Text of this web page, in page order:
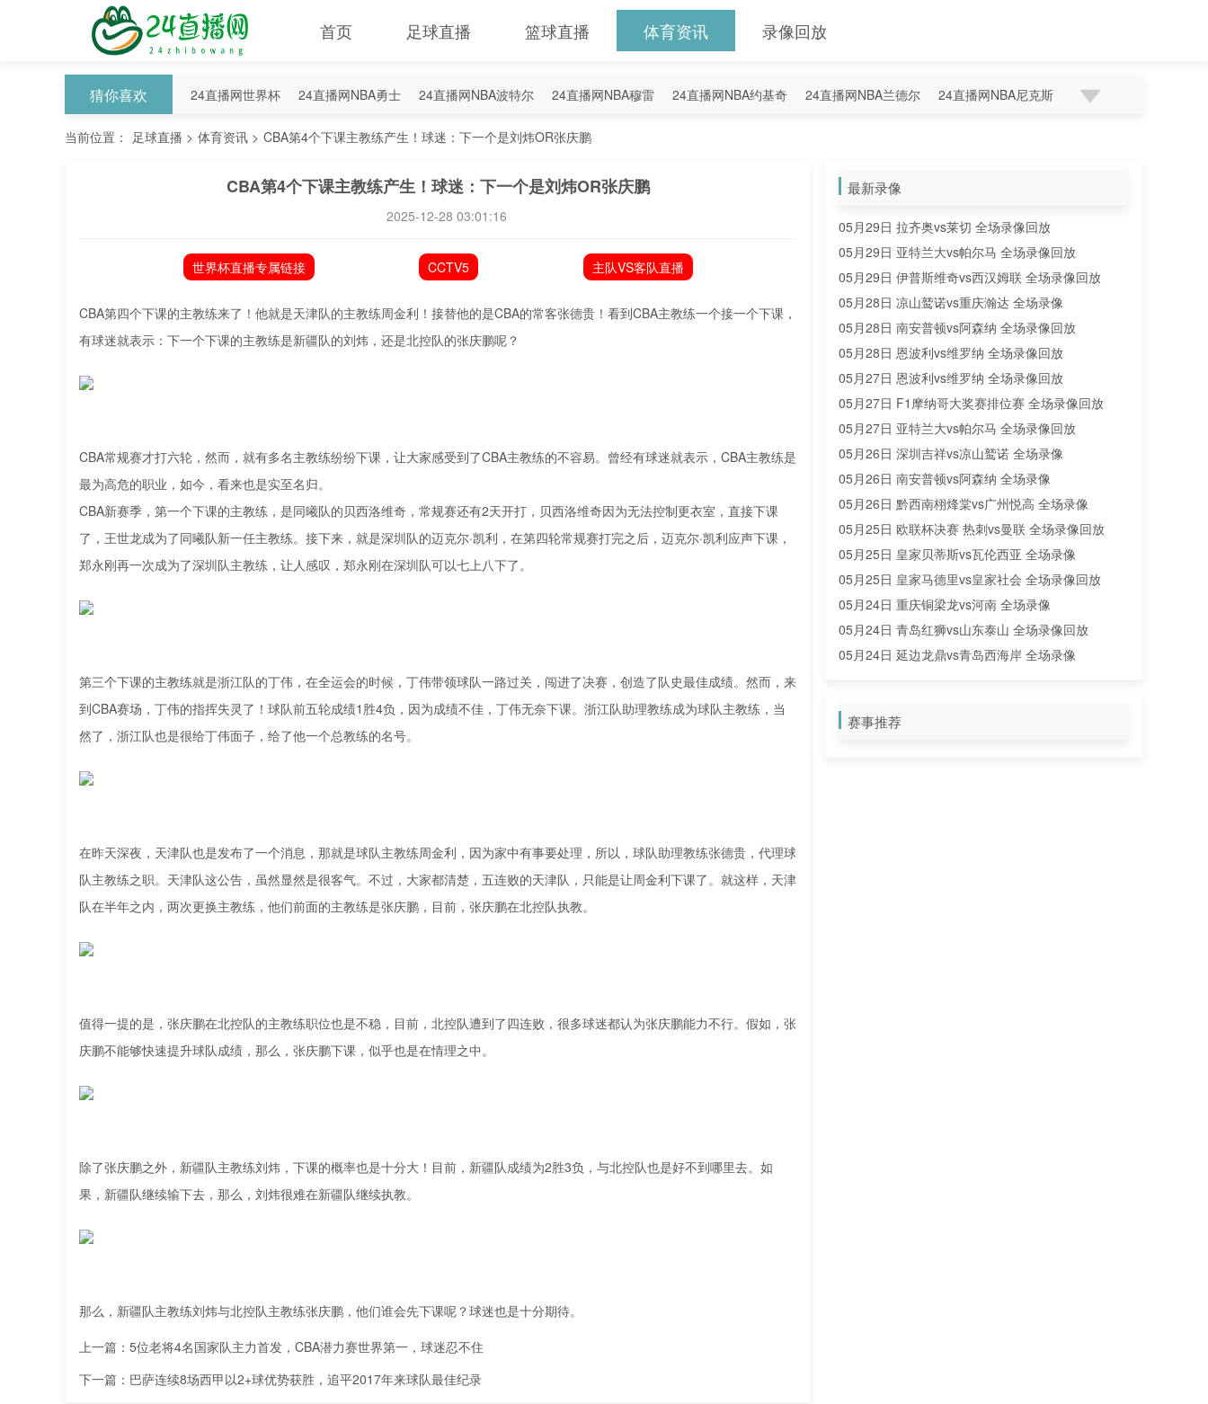
首页 足球直播 篮球直播 体育资讯 录像回放
猜你喜欢 24直播网世界杯 24直播网NBA勇士 24直播网NBA波特尔 24直播网NBA穆雷 24直播网NBA约基奇 24直播网NBA兰德尔 24直播网NBA尼克斯
24直播网NBA掘金
当前位置： 足球直播 > 体育资讯 > CBA第4个下课主教练产生！球迷：下一个是刘炜OR张庆鹏
CBA第4个下课主教练产生！球迷：下一个是刘炜OR张庆鹏
2025-12-28 03:01:16
世界杯直播专属链接 CCTV5 主队VS客队直播
CBA第四个下课的主教练来了！他就是天津队的主教练周金利！接替他的是CBA的常客张德贵！看到CBA主教练一个接一个下课，
有球迷就表示：下一个下课的主教练是新疆队的刘炜，还是北控队的张庆鹏呢？
CBA常规赛才打六轮，然而，就有多名主教练纷纷下课，让大家感受到了CBA主教练的不容易。曾经有球迷就表示，CBA主教练是
最为高危的职业，如今，看来也是实至名归。
CBA新赛季，第一个下课的主教练，是同曦队的贝西洛维奇，常规赛还有2天开打，贝西洛维奇因为无法控制更衣室，直接下课
了，王世龙成为了同曦队新一任主教练。接下来，就是深圳队的迈克尔·凯利，在第四轮常规赛打完之后，迈克尔·凯利应声下课，
郑永刚再一次成为了深圳队主教练，让人感叹，郑永刚在深圳队可以七上八下了。
第三个下课的主教练就是浙江队的丁伟，在全运会的时候，丁伟带领球队一路过关，闯进了决赛，创造了队史最佳成绩。然而，来
到CBA赛场，丁伟的指挥失灵了！球队前五轮成绩1胜4负，因为成绩不佳，丁伟无奈下课。浙江队助理教练成为球队主教练，当
然了，浙江队也是很给丁伟面子，给了他一个总教练的名号。
在昨天深夜，天津队也是发布了一个消息，那就是球队主教练周金利，因为家中有事要处理，所以，球队助理教练张德贵，代理球
队主教练之职。天津队这公告，虽然显然是很客气。不过，大家都清楚，五连败的天津队，只能是让周金利下课了。就这样，天津
队在半年之内，两次更换主教练，他们前面的主教练是张庆鹏，目前，张庆鹏在北控队执教。
值得一提的是，张庆鹏在北控队的主教练职位也是不稳，目前，北控队遭到了四连败，很多球迷都认为张庆鹏能力不行。假如，张
庆鹏不能够快速提升球队成绩，那么，张庆鹏下课，似乎也是在情理之中。
除了张庆鹏之外，新疆队主教练刘炜，下课的概率也是十分大！目前，新疆队成绩为2胜3负，与北控队也是好不到哪里去。如
果，新疆队继续输下去，那么，刘炜很难在新疆队继续执教。
那么，新疆队主教练刘炜与北控队主教练张庆鹏，他们谁会先下课呢？球迷也是十分期待。
上一篇： 5位老将4名国家队主力首发，CBA潜力赛世界第一，球迷忍不住
下一篇： 巴萨连续8场西甲以2+球优势获胜，追平2017年来球队最佳纪录
最新录像
05月29日 拉齐奥vs莱切 全场录像回放
05月29日 亚特兰大vs帕尔马 全场录像回放
05月29日 伊普斯维奇vs西汉姆联 全场录像回放
05月28日 凉山鹫诺vs重庆瀚达 全场录像
05月28日 南安普顿vs阿森纳 全场录像回放
05月28日 恩波利vs维罗纳 全场录像回放
05月27日 恩波利vs维罗纳 全场录像回放
05月27日 F1摩纳哥大奖赛排位赛 全场录像回放
05月27日 亚特兰大vs帕尔马 全场录像回放
05月26日 深圳吉祥vs凉山鹫诺 全场录像
05月26日 南安普顿vs阿森纳 全场录像
05月26日 黔西南栩烽棠vs广州悦高 全场录像
05月25日 欧联杯决赛 热刺vs曼联 全场录像回放
05月25日 皇家贝蒂斯vs瓦伦西亚 全场录像
05月25日 皇家马德里vs皇家社会 全场录像回放
05月24日 重庆铜梁龙vs河南 全场录像
05月24日 青岛红狮vs山东泰山 全场录像回放
05月24日 延边龙鼎vs青岛西海岸 全场录像
05月23日 欧联杯决赛 热刺vs曼联 全场录像
赛事推荐